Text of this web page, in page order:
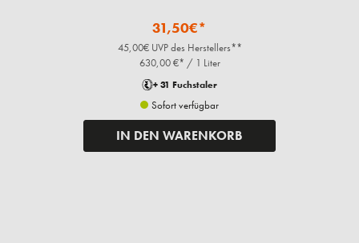
31,50€*
45,00€ UVP des Herstellers**
630,00 €* / 1 Liter
+ 31 Fuchstaler
Sofort verfügbar
IN DEN WARENKORB